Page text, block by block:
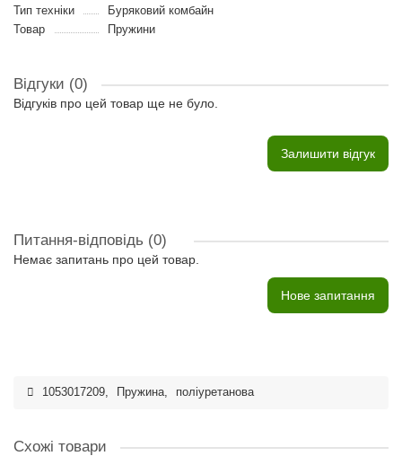
Тип техніки
Буряковий комбайн
Товар
Пружини
Відгуки (0)
Відгуків про цей товар ще не було.
Залишити відгук
Питання-відповідь (0)
Немає запитань про цей товар.
Нове запитання
1053017209, Пружина, поліуретанова
Схожі товари